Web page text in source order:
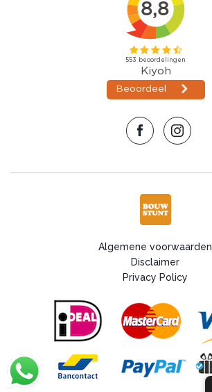
Algemene voorwaarden
Disclaimer
Privacy Policy